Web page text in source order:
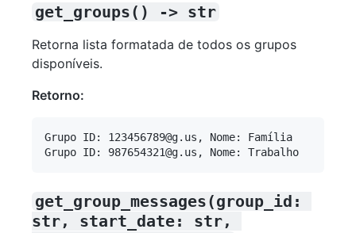
get_groups() -> str
Retorna lista formatada de todos os grupos
disponíveis.
Retorno:
Grupo ID: 123456789@g.us, Nome: Família
get_group_messages(group_id:
str, start_date: str,